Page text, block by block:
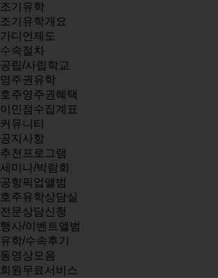
조기유학
조기유학개요
가디언제도
수속절차
공립/사립학교
영주권유학
호주영주권혜택
이민점수집계표
커뮤니티
공지사항
추천프로그램
세미나/박람회
공항픽업앨범
호주유학상담실
전문상담신청
행사/이벤트앨범
유학/수속후기
동영상모음
회원무료서비스